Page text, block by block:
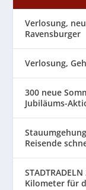
Verlosung,
Ravensburger
Verlosung,
300 neue
Jubiläums-
Reisende
Kilometer für